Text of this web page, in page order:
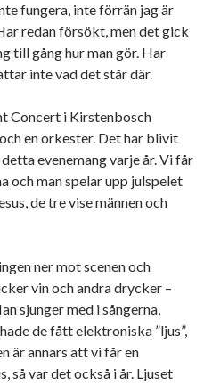
fungera, inte förrän jag är
redan försökt, men det gick
till gång hur man gör. Har
inte vad det står där.
Concert i Kirstenbosch
en orkester. Det har blivit
evenemang varje år. Vi får
och man spelar upp julspelet
de tre vise männen och
ner mot scenen och
vin och andra drycker –
sjunger med i sångerna,
de fått elektroniska ”ljus”,
är annars att vi får en
så var det också i år. Ljuset